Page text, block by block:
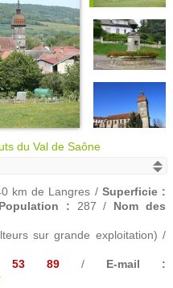
du Val de Saône
km de Langres / Superficie :
Population : 287 / Nom des
sur grande exploitation) /
53 89 / E-mail :